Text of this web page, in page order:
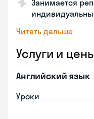
Занимается
Читать дальше
Услуги и
Английский язык
Уроки